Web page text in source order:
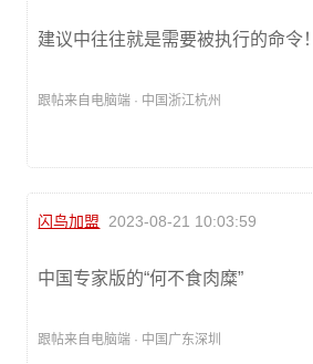
建议中往往就是需要被执行的命令！
跟帖来自电脑端 · 中国浙江杭州
闪鸟加盟 2023-08-21 10:03:59
中国专家版的“何不食肉糜”
跟帖来自电脑端 · 中国广东深圳